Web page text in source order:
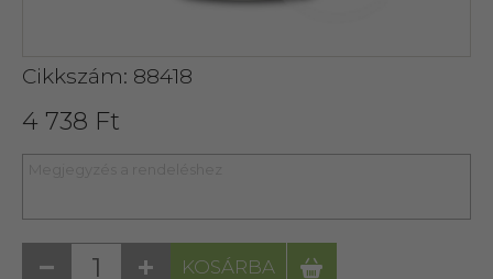
Cikkszám: 88418
4 738 Ft
KOSÁRBA